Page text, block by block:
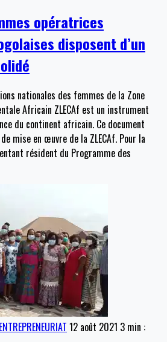
opératrices
disposent d’un
nationales des femmes de la Zone
Africain ZLECAf est un instrument
du continent africain. Ce document
mise en œuvre de la ZLECAf. Pour la
résident du Programme des
ENTREPRENEURIAT 12 août 2021 3 min :